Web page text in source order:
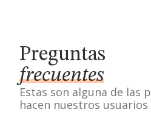
Preguntas
frecuentes
Estas son alguna de las
hacen nuestros usuarios